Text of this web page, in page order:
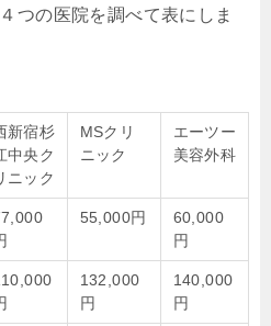
つの医院を調べて表にしま
新宿杉
中央ク
ニック
MSクリ
ニック
エーツー
美容外科
55,000円
60,000
円
132,000
円
140,000
円